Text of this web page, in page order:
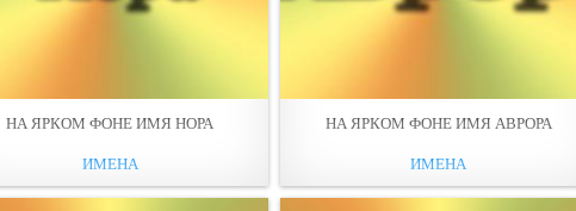
НА ЯРКОМ ФОНЕ ИМЯ НОРА
ИМЕНА
НА ЯРКОМ ФОНЕ ИМЯ АВРОРА
ИМЕНА